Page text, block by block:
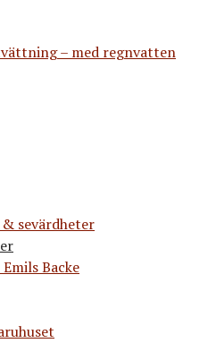
– med regnvatten
sevärdheter
Backe